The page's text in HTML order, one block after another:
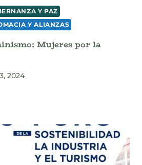
Y PAZ
Y ALIANZAS
Mujeres por la
2024